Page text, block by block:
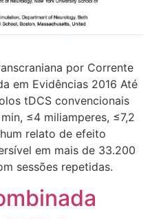
por Corrente
em Evidências 2016 Até
tDCS convencionais
≤4 miliamperes, ≤7,2
relato de efeito
em mais de 33.200
sessões repetidas.